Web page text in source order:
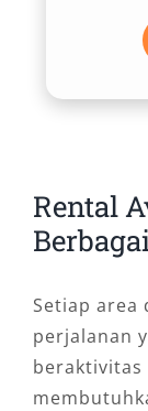
Rental
Setiap area
perjalanan
beraktivitas